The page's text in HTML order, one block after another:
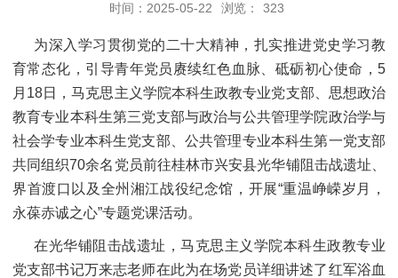
时间：2025-05-22 浏览： 323
为深入学习贯彻党的二十大精神，扎实推进党史学习教
育常态化，引导青年党员赓续红色血脉、砥砺初心使命，5
月18日，马克思主义学院本科生政教专业党支部、思想政治
教育专业本科生第三党支部与政治与公共管理学院政治学与
社会学专业本科生党支部、公共管理专业本科生第一党支部
共同组织70余名党员前往桂林市兴安县光华铺阻击战遗址、
界首渡口以及全州湘江战役纪念馆，开展“重温峥嵘岁月，
永葆赤诚之心”专题党课活动。
在光华铺阻击战遗址，马克思主义学院本科生政教专业
党支部书记万来志老师在此为在场党员详细讲述了红军浴血